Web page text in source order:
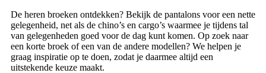
De heren broeken ontdekken? Bekijk de pantalons voor een nette
gelegenheid, net als de chino’s en cargo’s waarmee je tijdens tal
van gelegenheden goed voor de dag kunt komen. Op zoek naar
een korte broek of een van de andere modellen? We helpen je
graag inspiratie op te doen, zodat je daarmee altijd een
uitstekende keuze maakt.